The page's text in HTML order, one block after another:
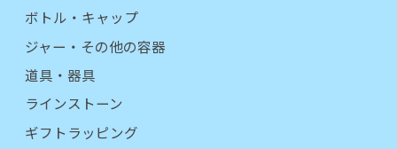
ボトル・キャップ
ジャー・その他の容器
道具・器具
ラインストーン
ギフトラッピング